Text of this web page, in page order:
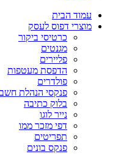
עמוד הבית
מוצרי דפוס לעסק
כרטיסי ביקור
מגנטים
פליירים
הדפסת מעטפות
פולדרים
פנקסי הנהלת
בלוק כתיבה
נייר לוגו
דפי מזכר ממו
תפריטים
פנקס בונים